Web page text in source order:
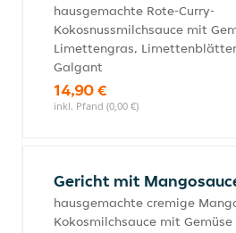
hausgemachte Rote-Curry-
Kokosnussmilchsauce mit
Limettengras,
Galgant
14,90 €
inkl. Pfand (0,00 €)
Gericht mit
hausgemachte cremige
Kokosmilchsauce mit Gemüse